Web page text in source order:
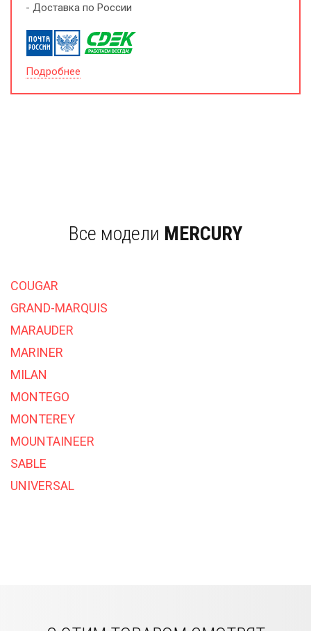
- Доставка по России
Подробнее
Все модели MERCURY
COUGAR
GRAND-MARQUIS
MARAUDER
MARINER
MILAN
MONTEGO
MONTEREY
MOUNTAINEER
SABLE
UNIVERSAL